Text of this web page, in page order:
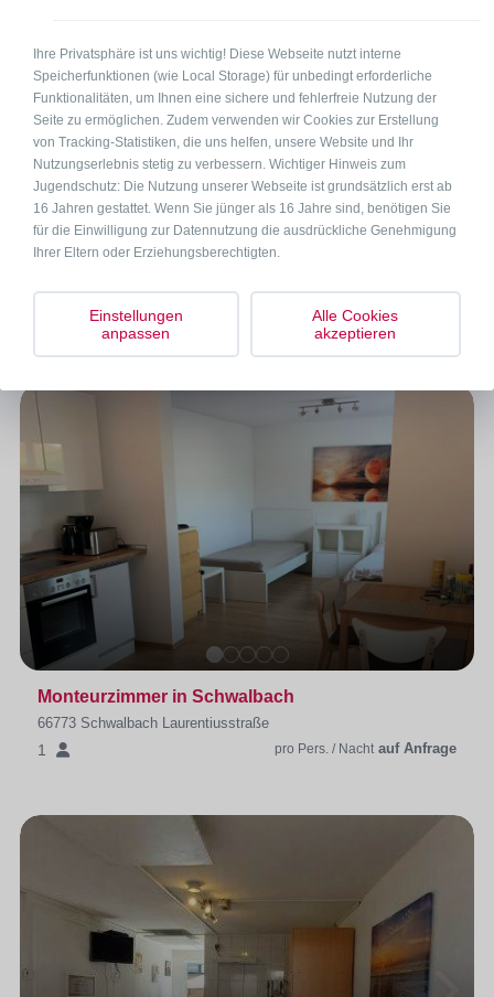
Mo – Fr
Sa + So
10:00 – 18:00
Hier gilt:
Weitere Unterkünfte in der Nähe (3)
Monteurzimmer in Schwalbach
66773 Schwalbach Laurentiusstraße
1 pro Pers. / Nacht auf Anfrage
Ihre Privatsphäre ist uns wichtig! Diese Webseite nutzt interne
Speicherfunktionen (wie Local Storage) für unbedingt erforderliche
Funktionalitäten, um Ihnen eine sichere und fehlerfreie Nutzung der
Seite zu ermöglichen. Zudem verwenden wir Cookies zur Erstellung
von Tracking-Statistiken, die uns helfen, unsere Website und Ihr
Nutzungserlebnis stetig zu verbessern. Wichtiger Hinweis zum
Jugendschutz: Die Nutzung unserer Webseite ist grundsätzlich erst ab
16 Jahren gestattet. Wenn Sie jünger als 16 Jahre sind, benötigen Sie
für die Einwilligung zur Datennutzung die ausdrückliche Genehmigung
Ihrer Eltern oder Erziehungsberechtigten.
Einstellungen
anpassen
Alle Cookies
akzeptieren